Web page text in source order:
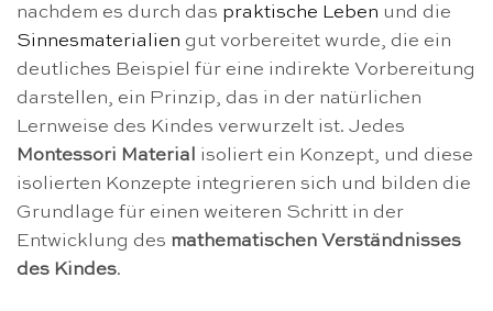
nachdem es durch das praktische Leben und die
Sinnesmaterialien gut vorbereitet wurde, die ein
deutliches Beispiel für eine indirekte Vorbereitung
darstellen, ein Prinzip, das in der natürlichen
Lernweise des Kindes verwurzelt ist. Jedes
Montessori Material
isoliert ein Konzept, und diese
isolierten Konzepte integrieren sich und bilden die
Grundlage für einen weiteren Schritt in der
Entwicklung des mathematischen Verständnisses
des Kindes.